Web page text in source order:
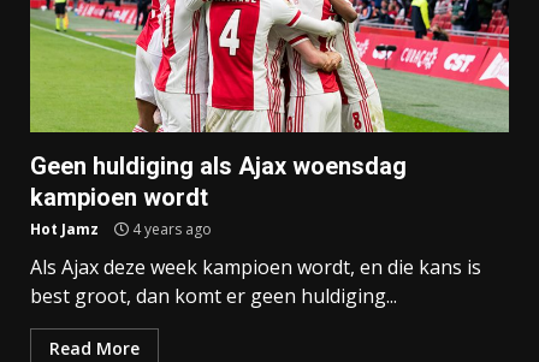
Geen huldiging als Ajax woensdag
kampioen wordt
Hot Jamz 4 years ago
Als Ajax deze week kampioen wordt, en die kans is
best groot, dan komt er geen huldiging...
Read More